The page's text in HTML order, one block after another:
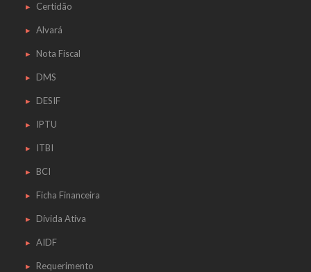
Certidão
Alvará
Nota Fiscal
DMS
DESIF
IPTU
ITBI
BCI
Ficha Financeira
Dívida Ativa
AIDF
Requerimento